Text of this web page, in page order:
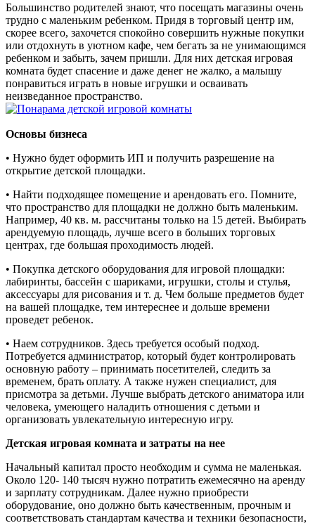
Большинство родителей знают, что посещать магазины очень
трудно с маленьким ребенком. Придя в торговый центр им,
скорее всего, захочется спокойно совершить нужные покупки
или отдохнуть в уютном кафе, чем бегать за не унимающимся
ребенком и забыть, зачем пришли. Для них детская игровая
комната будет спасение и даже денег не жалко, а малышу
понравиться играть в новые игрушки и осваивать
неизведанное пространство.
Основы бизнеса
• Нужно будет оформить ИП и получить разрешение на
открытие детской площадки.
• Найти подходящее помещение и арендовать его. Помните,
что пространство для площадки не должно быть маленьким.
Например, 40 кв. м. рассчитаны только на 15 детей. Выбирать
арендуемую площадь, лучше всего в больших торговых
центрах, где большая проходимость людей.
• Покупка детского оборудования для игровой площадки:
лабиринты, бассейн с шариками, игрушки, столы и стулья,
аксессуары для рисования и т. д. Чем больше предметов будет
на вашей площадке, тем интереснее и дольше времени
проведет ребенок.
• Наем сотрудников. Здесь требуется особый подход.
Потребуется администратор, который будет контролировать
основную работу – принимать посетителей, следить за
временем, брать оплату. А также нужен специалист, для
присмотра за детьми. Лучше выбрать детского аниматора или
человека, умеющего наладить отношения с детьми и
организовать увлекательную интересную игру.
Детская игровая комната и затраты на нее
Начальный капитал просто необходим и сумма не маленькая.
Около 120- 140 тысяч нужно потратить ежемесячно на аренду
и зарплату сотрудникам. Далее нужно приобрести
оборудование, оно должно быть качественным, прочным и
соответствовать стандартам качества и техники безопасности,